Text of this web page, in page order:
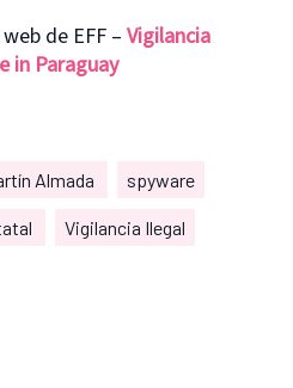
de EFF – Vigilancia
in Paraguay
Almada spyware
Vigilancia Ilegal